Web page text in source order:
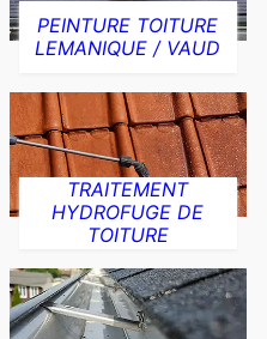
PEINTURE TOITURE
LEMANIQUE / VAUD
TRAITEMENT
HYDROFUGE DE
TOITURE